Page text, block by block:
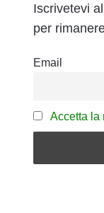
Iscrivetevi
per
Email
Accetta la